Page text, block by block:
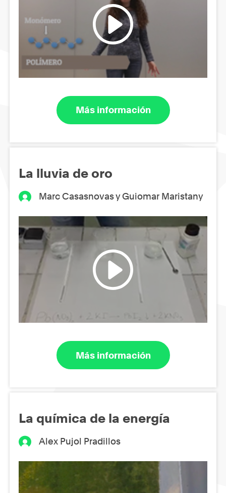
Más información
La lluvia de oro
Marc Casasnovas y Guiomar Maristany
Más información
La química de la energía
Alex Pujol Pradillos